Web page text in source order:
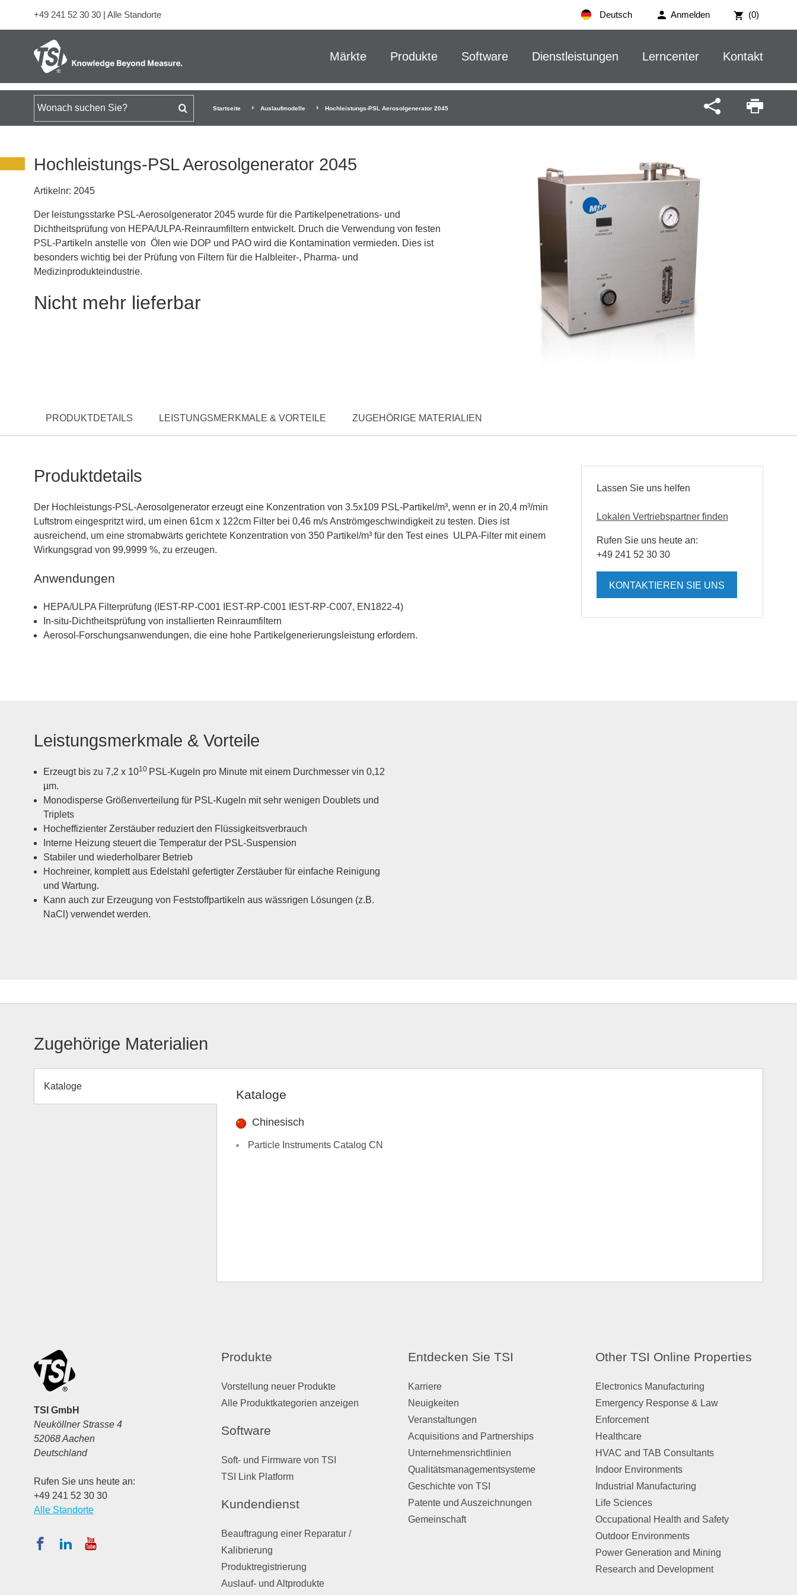
Anmelden (0)
+49 241 52 30 30 | Alle Standorte Deutsch
Märkte Produkte Software Dienstleistungen Lerncenter Kontakt
Suchen nach Startseite Auslaufmodelle Hochleistungs-PSL Aerosolgenerator 2045
Hochleistungs-PSL Aerosolgenerator 2045
Artikelnr: 2045
Der leistungsstarke PSL-Aerosolgenerator 2045 wurde für die Partikelpenetrations- und
Dichtheitsprüfung von HEPA/ULPA-Reinraumfiltern entwickelt. Druch die Verwendung von festen
PSL-Partikeln anstelle von Ölen wie DOP und PAO wird die Kontamination vermieden. Dies ist
besonders wichtig bei der Prüfung von Filtern für die Halbleiter-, Pharma- und
Medizinprodukteindustrie.
Nicht mehr lieferbar
PRODUKTDETAILS LEISTUNGSMERKMALE & VORTEILE ZUGEHÖRIGE MATERIALIEN
Produktdetails
Der Hochleistungs-PSL-Aerosolgenerator erzeugt eine Konzentration von 3.5x109 PSL-Partikel/m³, wenn er in 20,4 m³/min
Luftstrom eingespritzt wird, um einen 61cm x 122cm Filter bei 0,46 m/s Anströmgeschwindigkeit zu testen. Dies ist
ausreichend, um eine stromabwärts gerichtete Konzentration von 350 Partikel/m³ für den Test eines ULPA-Filter mit einem
Wirkungsgrad von 99,9999 %, zu erzeugen.
Anwendungen
HEPA/ULPA Filterprüfung (IEST-RP-C001 IEST-RP-C001 IEST-RP-C007, EN1822-4)
In-situ-Dichtheitsprüfung von installierten Reinraumfiltern
Aerosol-Forschungsanwendungen, die eine hohe Partikelgenerierungsleistung erfordern.
Lassen Sie uns helfen
Lokalen Vertriebspartner finden
Rufen Sie uns heute an:
+49 241 52 30 30
KONTAKTIEREN SIE UNS
Leistungsmerkmale & Vorteile
Erzeugt bis zu 7,2 x 1010 PSL-Kugeln pro Minute mit einem Durchmesser vin 0,12
µm.
Monodisperse Größenverteilung für PSL-Kugeln mit sehr wenigen Doublets und
Triplets
Hocheffizienter Zerstäuber reduziert den Flüssigkeitsverbrauch
Interne Heizung steuert die Temperatur der PSL-Suspension
Stabiler und wiederholbarer Betrieb
Hochreiner, komplett aus Edelstahl gefertigter Zerstäuber für einfache Reinigung
und Wartung.
Kann auch zur Erzeugung von Feststoffpartikeln aus wässrigen Lösungen (z.B.
NaCl) verwendet werden.
Zugehörige Materialien
Kataloge
Kataloge
Chinesisch
Particle Instruments Catalog CN
TSI GmbH
Neuköllner Strasse 4
52068 Aachen
Deutschland
Rufen Sie uns heute an:
+49 241 52 30 30
Alle Standorte
Produkte
Vorstellung neuer Produkte
Alle Produktkategorien anzeigen
Software
Soft- und Firmware von TSI
TSI Link Platform
Kundendienst
Beauftragung einer Reparatur /
Kalibrierung
Produktregistrierung
Auslauf- und Altprodukte
Entdecken Sie TSI
Karriere
Neuigkeiten
Veranstaltungen
Acquisitions and Partnerships
Unternehmensrichtlinien
Qualitätsmanagementsysteme
Geschichte von TSI
Patente und Auszeichnungen
Gemeinschaft
Other TSI Online Properties
Electronics Manufacturing
Emergency Response & Law
Enforcement
Healthcare
HVAC and TAB Consultants
Indoor Environments
Industrial Manufacturing
Life Sciences
Occupational Health and Safety
Outdoor Environments
Power Generation and Mining
Research and Development